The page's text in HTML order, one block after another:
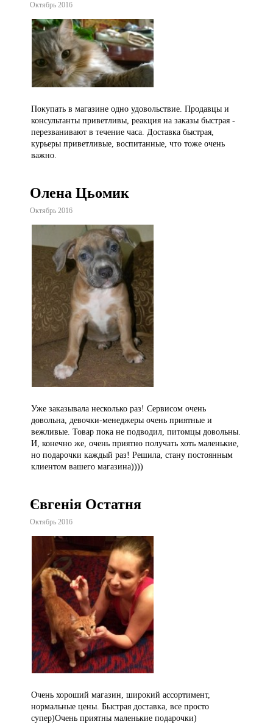
Октябрь 2016
Покупать в магазине одно удовольствие. Продавцы и
консультанты приветливы, реакция на заказы быстрая -
перезванивают в течение часа. Доставка быстрая,
курьеры приветливые, воспитанные, что тоже очень
важно.
Олена Цьомик
Октябрь 2016
Уже заказывала несколько раз! Сервисом очень
довольна, девочки-менеджеры очень приятные и
вежливые. Товар пока не подводил, питомцы довольны.
И, конечно же, очень приятно получать хоть маленькие,
но подарочки каждый раз! Решила, стану постоянным
клиентом вашего магазина))))
Євгенія Остатня
Октябрь 2016
Очень хороший магазин, широкий ассортимент,
нормальные цены. Быстрая доставка, все просто
супер)Очень приятны маленькие подарочки)